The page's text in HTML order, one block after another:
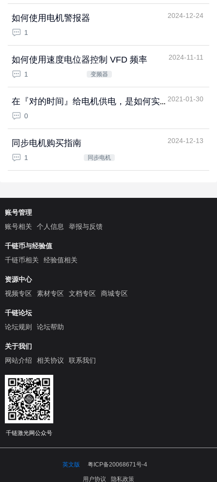
如何使用电机警报器
1
2024-12-24
如何使用速度电位器控制 VFD 频率
1 变频器
2024-11-11
在『对的时间』给电机供电，是如何实
现的？
0
2021-01-30
同步电机购买指南
1 同步电机
2024-12-13
账号管理
账号相关
个人信息 举报与反馈
千链币与经验值
千链币相关
经验值相关
资源中心
视频专区
素材专区 文档专区 商城专区
千链论坛
论坛规则
论坛帮助
关于我们
网站介绍
相关协议 联系我们
千链激光网公众号
英文版 粤ICP备20068671号-4
用户协议 隐私政策